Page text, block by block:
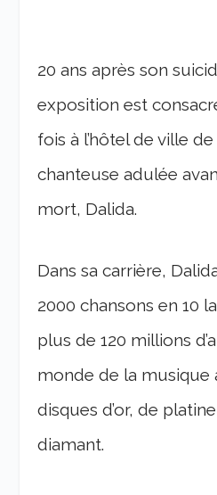
20 ans après son
exposition est
fois à l’hôtel de ville de
chanteuse adulée
mort, Dalida.
Dans sa carrière,
2000 chansons en 10
plus de 120 millions
monde de la musique
disques d’or, de
diamant.